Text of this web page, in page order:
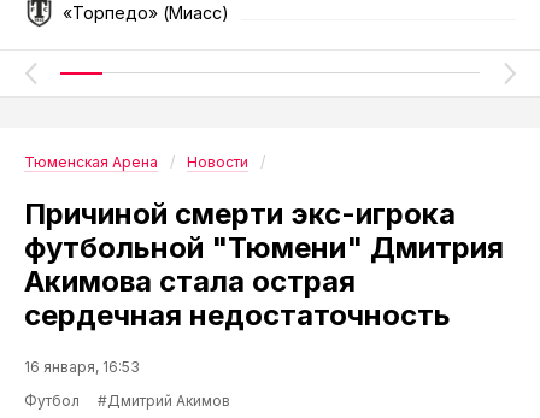
«Торпедо» (Миасс)
Тюменская Арена Новости
Причиной смерти экс-игрока
футбольной "Тюмени" Дмитрия
Акимова стала острая
сердечная недостаточность
16 января, 16:53
Футбол
#Дмитрий Акимов